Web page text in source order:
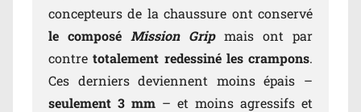
concepteurs de la chaussure ont conservé
le composé Mission Grip mais ont par
contretotalement redessiné les crampons.
Ces derniers deviennent moins épais –
seulement 3 mm – et moins agressifs et